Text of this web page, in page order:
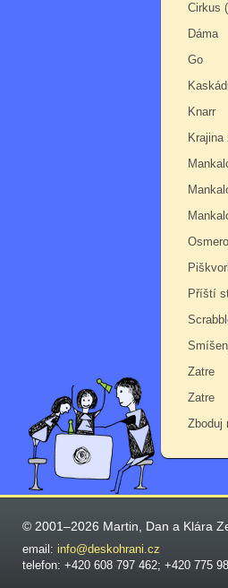
Cirkus
Dáma
Go
Knarr
Osmero
Příští
Zatre
Zatre
Zboduj
© 2001–2026 Martin, Dan a Klára
email: info@deskohrani.cz
telefon: +420 608 797 462; +420 775